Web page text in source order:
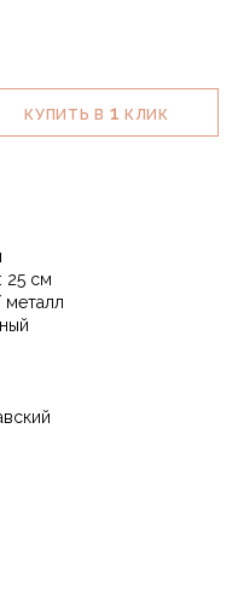
КУПИТЬ В 1 КЛИК
25 см
металл